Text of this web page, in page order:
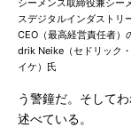
スデジタルインダストリ
CEO（最高経営責任者）
drik Neike（セドリック
イケ）氏
う警鐘だ。そして
述べている。